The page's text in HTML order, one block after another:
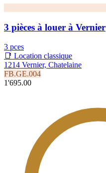
3 pièces à louer à Vernier
3 pces
📑 Location classique
1214 Vernier, Chatelaine
FB.GE.004
1'695.00